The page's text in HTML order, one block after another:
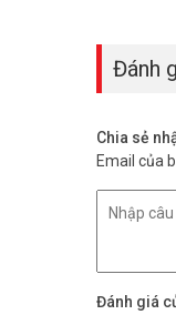
Đánh
Chia sẻ
Email của
Đánh giá